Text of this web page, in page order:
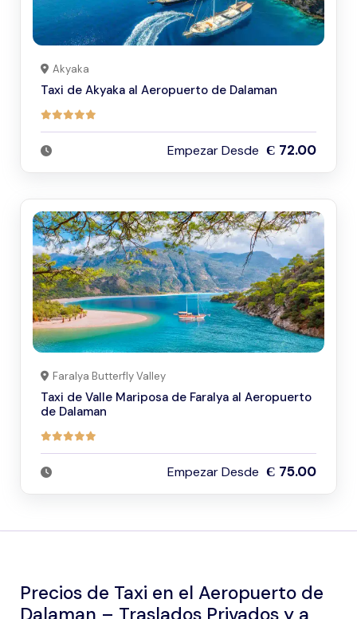
Akyaka
Taxi de Akyaka al Aeropuerto de Dalaman
Empezar Desde Є 72.00
Faralya Butterfly Valley
Taxi de Valle Mariposa de Faralya al Aeropuerto
de Dalaman
Empezar Desde Є 75.00
Precios de Taxi en el Aeropuerto de
Dalaman – Traslados Privados y a